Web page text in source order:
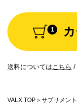
VALX "FUN"
筋トレ大学
ドン・キホー
1
送料についてはこちら /
VALX TOP サプリメント